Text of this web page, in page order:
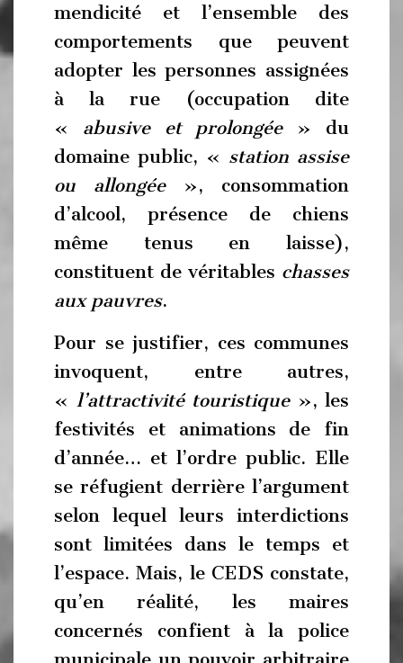
mendicité et l’ensemble des
comportements que peuvent
adopter les personnes assignées
à la rue (occupation dite
« abusive et prolongée» du
domaine public, « station assise
ou allongée», consommation
d’alcool, présence de chiens
même tenus en laisse),
constituent de véritables chasses
aux pauvres.
Pour se justifier, ces communes
invoquent, entre autres,
« l’attractivité touristique», les
festivités et animations de fin
d’année… et l’ordre public. Elle
se réfugient derrière l’argument
selon lequel leurs interdictions
sont limitées dans le temps et
l’espace. Mais, le CEDS constate,
qu’en réalité, les maires
concernés confient à la police